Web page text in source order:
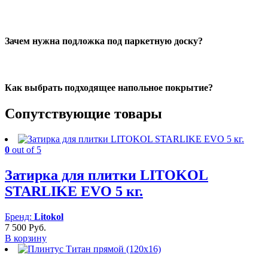
Зачем нужна подложка под паркетную доску?
Как выбрать подходящее напольное покрытие?
Сопутствующие товары
0 out of 5
Затирка для плитки LITOKOL
STARLIKE EVO 5 кг.
Бренд: Litokol
7 500 Руб.
В корзину